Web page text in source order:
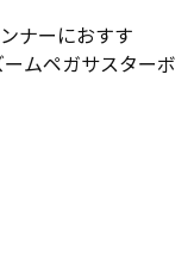
ナーにおすす
ムペガサスターボ